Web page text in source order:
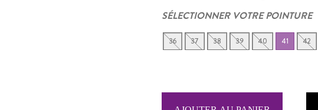
SÉLECTIONNER VOTRE POINTURE
36 37 38 39 40 41 42